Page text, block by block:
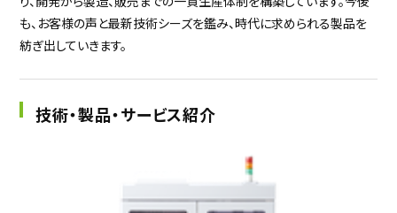
も、お客様の声と最新技術シーズを鑑み、時代に求められる製品を
紡ぎ出していきます。
技術・製品・サービス紹介